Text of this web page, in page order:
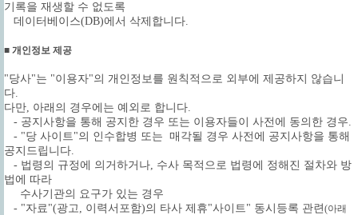
기록을 재생할 수 없도록
데이터베이스(DB)에서 삭제합니다.
■ 개인정보 제공
"당사"는 "이용자"의 개인정보를 원칙적으로 외부에 제공하지 않습니
다.
다만, 아래의 경우에는 예외로 합니다.
- 공지사항을 통해 공지한 경우 또는 이용자들이 사전에 동의한 경우.
- "당 사이트"의 인수합병 또는 매각될 경우 사전에 공지사항을 통해
공지드립니다.
- 법령의 규정에 의거하거나, 수사 목적으로 법령에 정해진 절차와 방
법에 따라
수사기관의 요구가 있는 경우
- "자료"(광고, 이력서포함)의 타사 제휴"사이트" 동시등록 관련(아래